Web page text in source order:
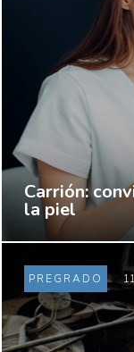
Carrión:
la piel
PREGRADO